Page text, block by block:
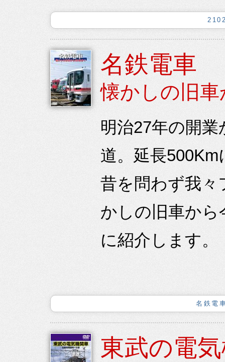
名鉄電車
懐かしの旧
明治27年の開
道。延長
昔を問わず我々
かしの旧車から
に紹介します。
名鉄電
東武の電